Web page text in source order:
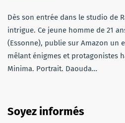
Dès son entrée dans le studio de
intrigue. Ce jeune homme de 21
(Essonne), publie sur Amazon un
mêlant énigmes et protagonistes
Minima. Portrait. Daouda…
Soyez informés